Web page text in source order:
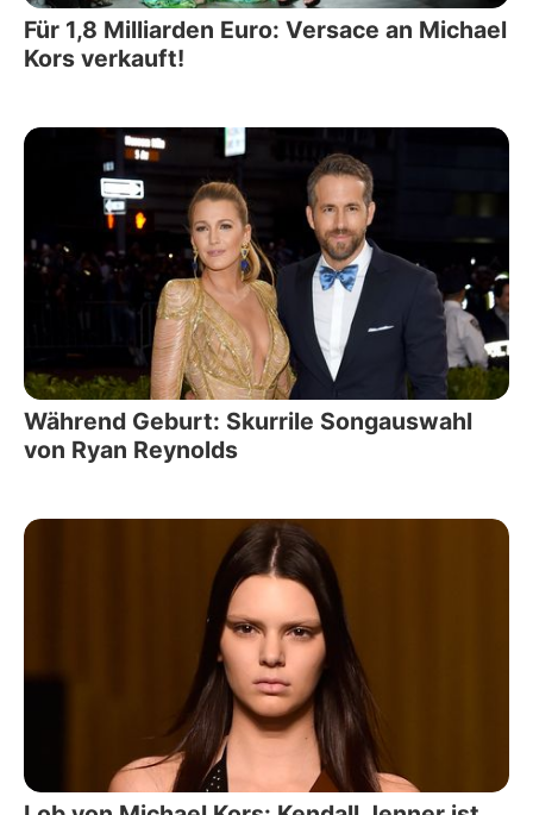
Für 1,8 Milliarden Euro: Versace an Michael
Kors verkauft!
Während Geburt: Skurrile Songauswahl
von Ryan Reynolds